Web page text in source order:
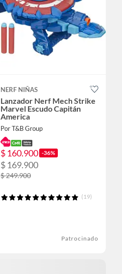
NERF NIÑAS
Lanzador Nerf Mech Strike
Marvel Escudo Capitán
America
Por T&B Group
$ 160.900 -36%
$ 169.900
$ 249.900
(19)
Patrocinado